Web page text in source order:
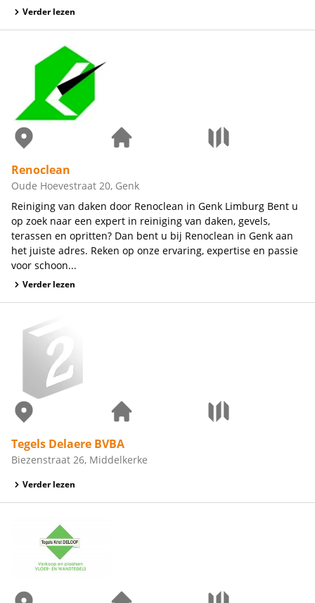
Verder lezen
Renoclean
Oude Hoevestraat 20, Genk
Reiniging van daken door Renoclean in Genk Limburg Bent u
op zoek naar een expert in reiniging van daken, gevels,
terassen en opritten? Dan bent u bij Renoclean in Genk aan
het juiste adres. Reken op onze ervaring, expertise en passie
voor schoon...
Verder lezen
Tegels Delaere BVBA
Biezenstraat 26, Middelkerke
Verder lezen